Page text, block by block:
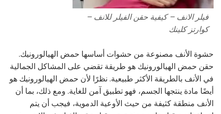
فيلر الانف – كيفية حقن الفيلر للانف –
كوارتز كلينك
حشوة الأنف مصنوعة من حشوات أساسها حمض الهيالورونيك.
حقن حمض الهيالورونيك هو طريقة تقضي على المشاكل الجمالية
في الأنف بالطريقة الأكثر طبيعية. نظرًا لأن حمض الهيالورونيك هو
أيضًا مادة ينتجها الجسم، فهو تطبيق آمن للغاية. ومع ذلك، بما أن
الأنف منطقة كثيفة من حيث الأوعية الدموية، فيجب أن يتم